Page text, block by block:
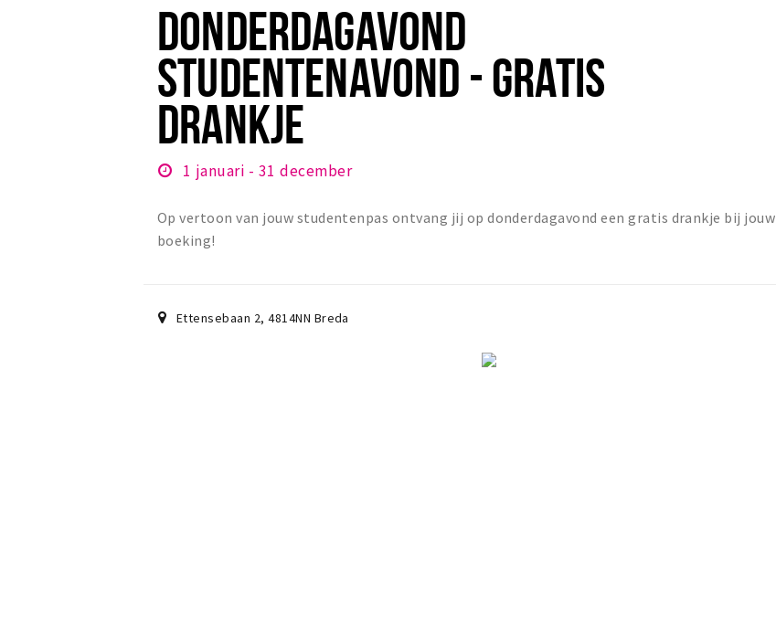
DONDERDAGAVOND
STUDENTENAVOND - GRATIS
DRANKJE
1 januari - 31 december
Op vertoon van jouw studentenpas ontvang jij op donderdagavond een gratis drankje bij jouw
boeking!
Ettensebaan 2,4814NN Breda